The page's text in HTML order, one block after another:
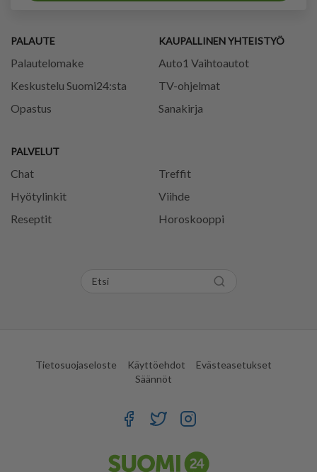
PALAUTE
Palautelomake
Keskustelu Suomi24:sta
Opastus
PALVELUT
Chat
Treffit
Hyötylinkit
Viihde
Reseptit
Horoskooppi
KAUPALLINEN YHTEISTYÖ
Auto1 Vaihtoautot
TV-ohjelmat
Sanakirja
Tietosuojaseloste Käyttöehdot
Evästeasetukset
Säännöt